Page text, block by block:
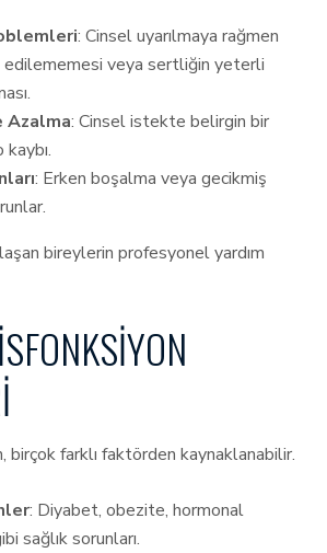
: Cinsel uyarılmaya rağmen
veya sertliğin yeterli
: Cinsel istekte belirgin bir
: Erken boşalma veya gecikmiş
bireylerin profesyonel yardım
birçok farklı faktörden kaynaklanabilir.
: Diyabet, obezite, hormonal
sağlık sorunları.